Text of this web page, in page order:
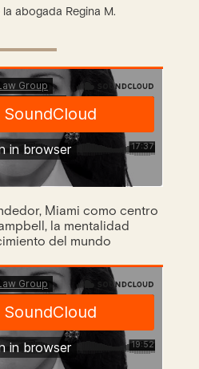
abogada Regina M.
Miami como centro
la mentalidad
del mundo